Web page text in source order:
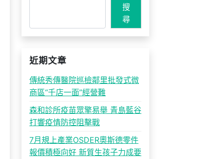
搜
尋
近期文章
傳統秀傳醫院巡檢鄰里批發式微
商區“千店一面”經營難
森和診所疫苗眾擎易舉 青島藍谷
打響疫情防控阻擊戰
7月規上產業OSDER奧斯德零件
報價積極向好 新質生孩子力成要